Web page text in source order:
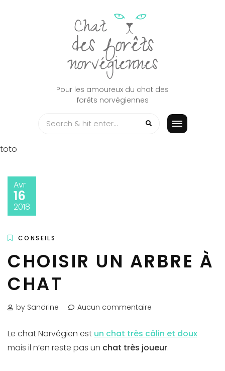
Pour les amoureux du chat des
forêts norvégiennes
toto
Avr
16
2018
CONSEILS
CHOISIR UN ARBRE À
CHAT
by Sandrine Aucun commentaire
Le chat Norvégien est un chat très câlin et doux
mais il n’en reste pas un chat très joueur.